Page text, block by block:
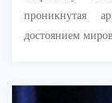
проникнутая
достоянием